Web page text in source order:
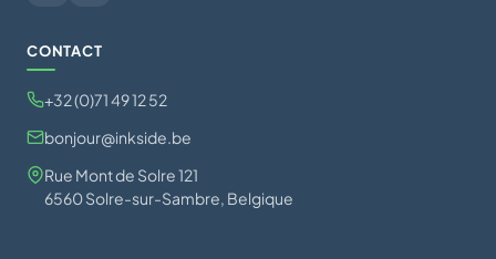
CONTACT
+32 (0)71 49 12 52
bonjour@inkside.be
Rue Mont de Solre 121
6560 Solre-sur-Sambre, Belgique